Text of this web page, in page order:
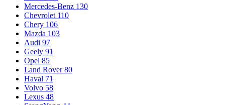
Mercedes-Benz 130
Chevrolet 110
Chery 106
Mazda 103
Audi 97
Geely 91
Opel 85
Land Rover 80
Haval 71
Volvo 58
Lexus 48